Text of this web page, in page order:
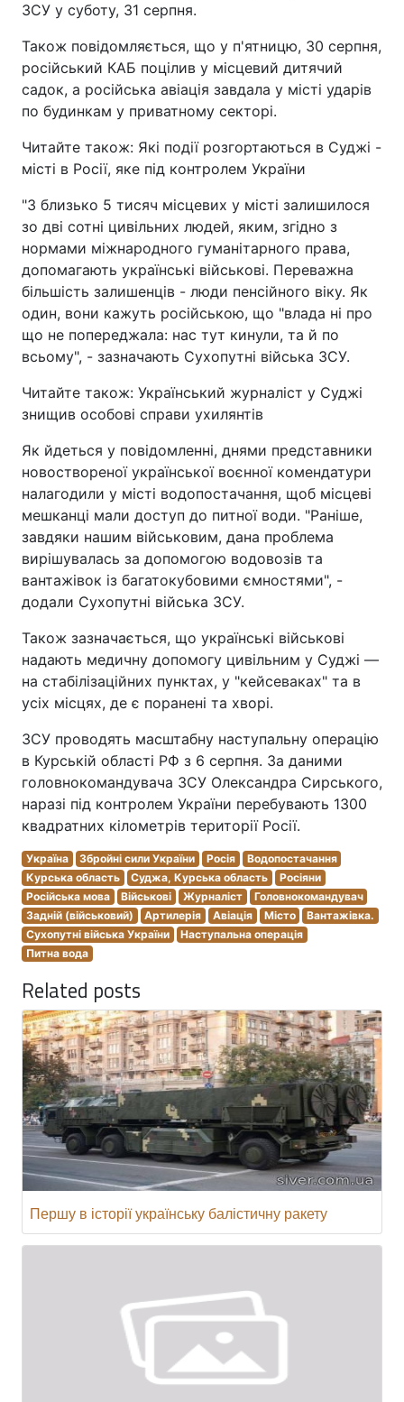
ЗСУ у суботу, 31 серпня.
Також повідомляється, що у п'ятницю, 30 серпня,
російський КАБ поцілив у місцевий дитячий
садок, а російська авіація завдала у місті ударів
по будинкам у приватному секторі.
Читайте також: Які події розгортаються в Суджі -
місті в Росії, яке під контролем України
"З близько 5 тисяч місцевих у місті залишилося
зо дві сотні цивільних людей, яким, згідно з
нормами міжнародного гуманітарного права,
допомагають українські військові. Переважна
більшість залишенців - люди пенсійного віку. Як
один, вони кажуть російською, що "влада ні про
що не попереджала: нас тут кинули, та й по
всьому", - зазначають Сухопутні війська ЗСУ.
Читайте також: Український журналіст у Суджі
знищив особові справи ухилянтів
Як йдеться у повідомленні, днями представники
новоствореної української воєнної комендатури
налагодили у місті водопостачання, щоб місцеві
мешканці мали доступ до питної води. "Раніше,
завдяки нашим військовим, дана проблема
вирішувалась за допомогою водовозів та
вантажівок із багатокубовими ємностями", -
додали Сухопутні війська ЗСУ.
Також зазначається, що українські військові
надають медичну допомогу цивільним у Суджі —
на стабілізаційних пунктах, у "кейсеваках" та в
усіх місцях, де є поранені та хворі.
ЗСУ проводять масштабну наступальну операцію
в Курській області РФ з 6 серпня. За даними
головнокомандувача ЗСУ Олександра Сирського,
наразі під контролем України перебувають 1300
квадратних кілометрів території Росії.
Україна Збройні сили України Росія
Водопостачання
Курська область
Суджа, Курська область
Росіяни
Російська мова
Військові Журналіст
Головнокомандувач
Задній (військовий)
Артилерія Авіація Місто
Вантажівка.
Сухопутні війська України
Наступальна операція
Питна вода
Related posts
Першу в історії українську балістичну ракету